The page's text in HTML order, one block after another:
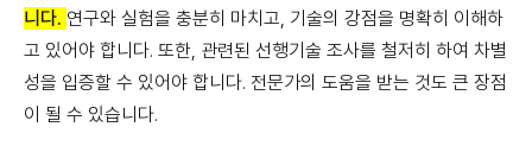
니다. 연구와 실험을 충분히 마치고, 기술의 강점을 명확히 이해하
고 있어야 합니다. 또한, 관련된 선행기술 조사를 철저히 하여 차별
성을 입증할 수 있어야 합니다. 전문가의 도움을 받는 것도 큰 장점
이 될 수 있습니다.